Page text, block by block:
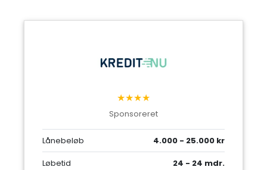
★★★★
Sponsoreret
Lånebeløb
4.000 - 25.000 kr
Løbetid
24 - 24 mdr.